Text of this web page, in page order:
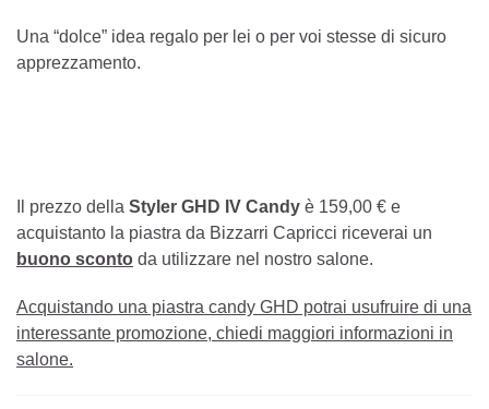
Una “dolce” idea regalo per lei o per voi stesse di sicuro
apprezzamento.
Il prezzo della Styler GHD IV Candy è 159,00 € e
acquistanto la piastra da Bizzarri Capricci riceverai un
buono sconto da utilizzare nel nostro salone.
Acquistando una piastra candy GHD potrai usufruire di una
interessante promozione, chiedi maggiori informazioni in
salone.